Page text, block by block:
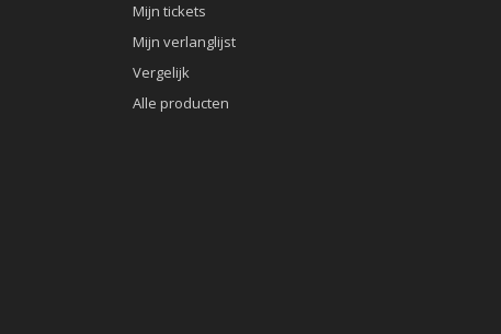
Mijn tickets
Mijn verlanglijst
Vergelijk
Alle producten